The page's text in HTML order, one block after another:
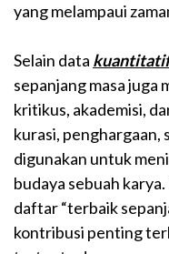
yang melampaui
Selain data kuantitatif
sepanjang masa juga
kritikus, akademisi,
kurasi, penghargaan,
digunakan untuk
budaya sebuah
daftar “terbaik
kontribusi penting